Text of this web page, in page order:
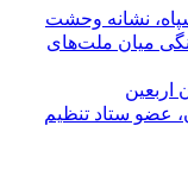
نشانه‌ وحشت
میان ملت‌های
عضو ستاد تنظیم